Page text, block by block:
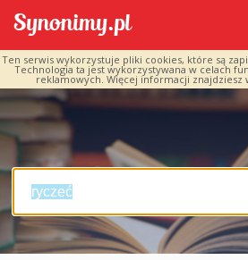
Ten serwis wykorzystuje pliki cookies, które są
Technologia ta jest wykorzystywana w celach
reklamowych. Więcej informacji znajdziesz